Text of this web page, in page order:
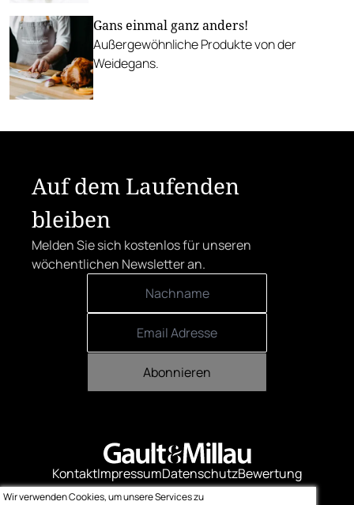
Gans einmal ganz anders!
Außergewöhnliche Produkte von der
Weidegans.
Auf dem Laufenden
bleiben
Melden Sie sich kostenlos für unseren
wöchentlichen Newsletter an.
Abonnieren
KontaktImpressumDatenschutzBewertung
Logo-Downloads
Wir verwenden Cookies, um unsere Services zu